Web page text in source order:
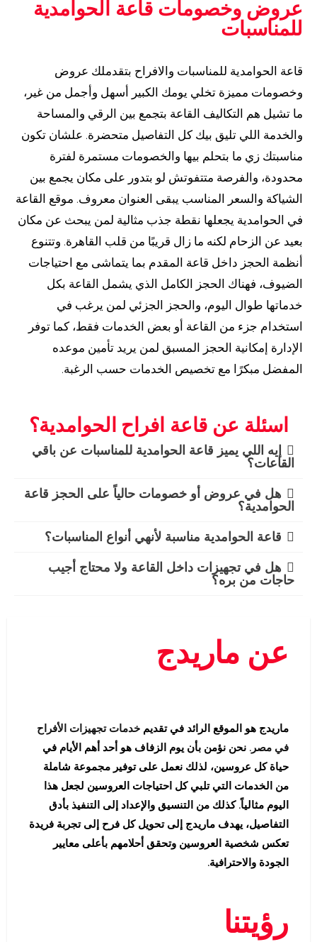
عروض وخصومات قاعة الحوامدية
للمناسبات
قاعة الحوامدية للمناسبات والافراح بتقدملك عروض
وخصومات مميزة تخلي يومك الكبير أسهل وأجمل من غير،
ما تشيل هم التكاليف القاعة بتجمع بين الرقي والمساحة
والخدمة اللي تليق بيك كل التفاصيل متحضرة. علشان تكون
مناسبتك زي ما بتحلم بيها والخصومات مستمرة لفترة
محدودة، والفرصة متتفوتش لو بتدور على مكان يجمع بين
الشياكة والسعر المناسب يبقى العنوان معروف. موقع القاعة
في الحوامدية يجعلها نقطة جذب مثالية لمن يبحث عن مكان
بعيد عن الزحام لكنه ما زال قريبًا من قلب القاهرة. وتتنوع
أنظمة الحجز داخل قاعة المقدم بما يتماشى مع احتياجات
الضيوف، فهناك الحجز الكامل الذي يشمل القاعة بكل
خدماتها طوال اليوم، والحجز الجزئي لمن يرغب في
استخدام جزء من القاعة أو بعض الخدمات فقط، كما توفر
الإدارة إمكانية الحجز المسبق لمن يريد تأمين موعده
المفضل مبكرًا مع تخصيص الخدمات حسب الرغبة.
اسئلة عن قاعة افراح الحوامدية؟
إيه اللي يميز قاعة الحوامدية للمناسبات عن باقي
القاعات؟
هل في عروض أو خصومات حالياً على الحجز قاعة
الحوامدية؟
قاعة الحوامدية مناسبة لأنهي أنواع المناسبات؟
هل في تجهيزات داخل القاعة ولا محتاج أجيب
حاجات من بره؟
عن ماريدج
ماريدج هو الموقع الرائد في تقديم خدمات تجهيزات الأفراح
في مصر . نحن نؤمن بأن يوم الزفاف هو أحد أهم الأيام في
حياة كل عروسين، لذلك نعمل على توفير مجموعة شاملة
من الخدمات التي تلبي كل احتياجات العروسين لجعل هذا
اليوم مثالياً. كذلك من التنسيق والإعداد إلى التنفيذ بأدق
التفاصيل، يهدف ماريدج إلى تحويل كل فرح إلى تجربة فريدة
تعكس شخصية العروسين وتحقق أحلامهم بأعلى معايير
الجودة والاحترافية.
رؤيتنا